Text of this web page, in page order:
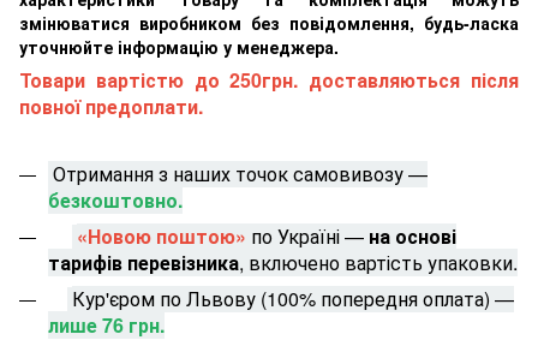
змінюватися виробником без повідомлення, будь-ласка
уточнюйте інформацію у менеджера.
Товари вартістю до 250грн. доставляються після
повної предоплати.
Отримання з наших точок самовивозу —
безкоштовно.
«Новою поштою» по Україні — на основі
тарифів перевізника, включено вартість упаковки.
Кур'єром по Львову (100% попередня оплата) —
лише 76 грн.